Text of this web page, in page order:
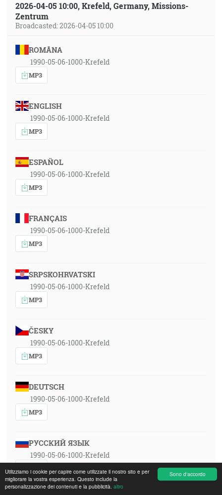
Sono d'accordo
Utilizziamo i cookie per capire come utilizzate il nostro sito e per
migliorare la vostra esperienza. Questo include la
personalizzazione dei contenuti e la pubblicità. altro
2026-04-05 10:00, Krefeld, Germany, Missions-
Zentrum
Broadcasted: 2026-04-05 10:00
ROMÂNA
1990-05-06-1000-Krefeld
MP3
ENGLISH
1990-05-06-1000-Krefeld
MP3
ESPAÑOL
1990-05-06-1000-Krefeld
MP3
FRANÇAIS
1990-05-06-1000-Krefeld
MP3
SRPSKOHRVATSKI
1990-05-06-1000-Krefeld
MP3
ČESKY
1990-05-06-1000-Krefeld
MP3
DEUTSCH
1990-05-06-1000-Krefeld
MP3
РУССКИЙ ЯЗЫК
1990-05-06-1000-Krefeld
MP3